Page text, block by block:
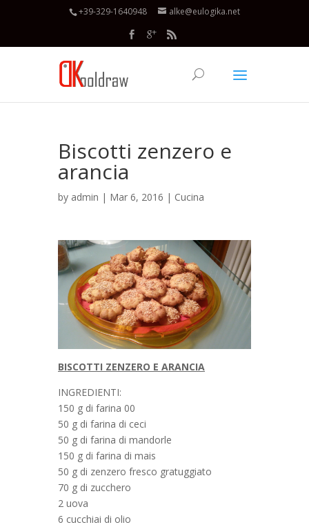
+39-329-1640948 alke@eulogika.net
Biscotti zenzero e
arancia
by admin | Mar 6, 2016 | Cucina
BISCOTTI ZENZERO E ARANCIA
INGREDIENTI:
150 g di farina 00
50 g di farina di ceci
50 g di farina di mandorle
150 g di farina di mais
50 g di zenzero fresco gratuggiato
70 g di zucchero
2 uova
6 cucchiai di olio